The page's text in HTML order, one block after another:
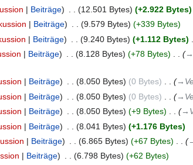
Beiträge 12.501 Bytes
+2.922 Bytes
Beiträge 9.579 Bytes
+339 Bytes
Beiträge 9.240 Bytes +1.112 Bytes
Beiträge 8.128 Bytes +78 Bytes
Beiträge 8.050 Bytes 0 Bytes
Beiträge 8.050 Bytes 0 Bytes
Beiträge 8.050 Bytes +9 Bytes
Beiträge 8.041 Bytes
+1.176 Bytes
Beiträge 6.865 Bytes +67 Bytes
Beiträge 6.798 Bytes
+62 Bytes